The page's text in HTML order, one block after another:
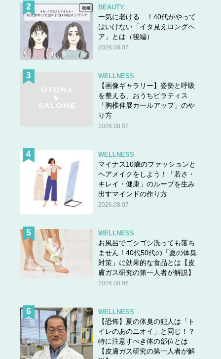
BEAUTY
一気に老ける…！40代がやって
はいけない「イタ見えロングヘ
ア」とは（後編）
2026.08.07
WELLNESS
【画像ギャラリー】姿勢と呼吸
を整える、おうちピラティス
「胸椎伸展カールアップ」のや
り方
2026.08.07
WELLNESS
マイナス10歳のファッションと
ヘアメイクをしよう！「若さ・
キレイ・健康」のループを生み
出すマインドの作り方
2026.08.07
WELLNESS
お風呂でゴシゴシ洗っても落ち
ません！40代50代の「夏の体臭
対策」に効果的な食品とは【皮
膚ガス研究の第一人者が解説】
2026.08.06
WELLNESS
【恐怖】夏の体臭の犯人は「ト
イレのあのニオイ」と同じ！？
特に注意すべき体の部位とは
【皮膚ガス研究の第一人者が解